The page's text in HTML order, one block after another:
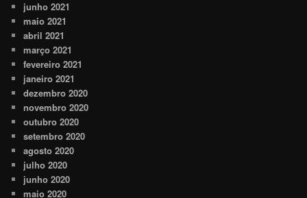
junho 2021
maio 2021
abril 2021
março 2021
fevereiro 2021
janeiro 2021
dezembro 2020
novembro 2020
outubro 2020
setembro 2020
agosto 2020
julho 2020
junho 2020
maio 2020